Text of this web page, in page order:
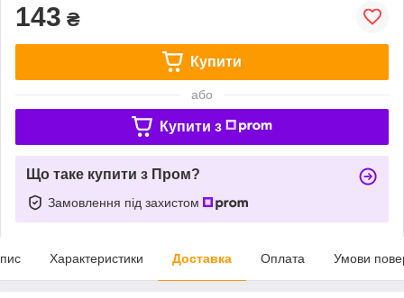
143 ₴
Купити
або
Купити з
Що таке купити з Пром?
Замовлення під захистом
Характеристики Доставка Оплата Умови